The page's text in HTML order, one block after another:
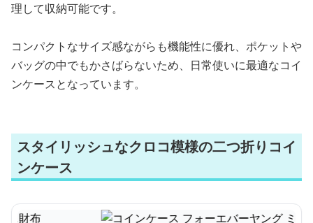
理して収納可能です。
コンパクトなサイズ感ながらも機能性に優れ、ポケットや
バッグの中でもかさばらないため、日常使いに最適なコイ
ンケースとなっています。
スタイリッシュなクロコ模様の二つ折りコイ
ンケース